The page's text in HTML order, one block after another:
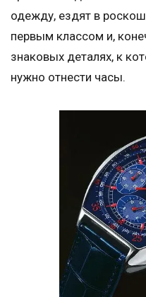
одежду, ездят в
первым классом и,
знаковых деталях, к
нужно отнести часы.